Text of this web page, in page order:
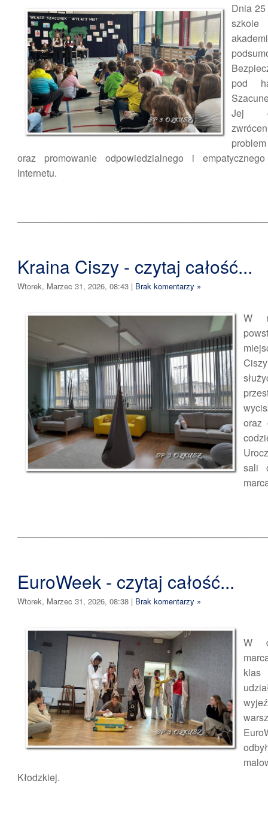
Dnia
pod
Jej
oraz promowanie odpowiedzialnego i
Internetu.
Kraina Ciszy - czytaj całość...
Wtorek, Marzec 31, 2026, 08:43 | Brak komentarzy »
W
oraz
sali
EuroWeek - czytaj całość...
Wtorek, Marzec 31, 2026, 08:38 | Brak komentarzy »
W
Kłodzkiej.